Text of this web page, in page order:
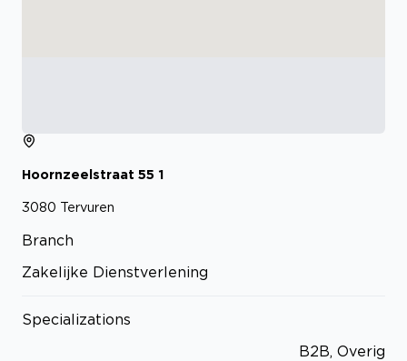
Hoornzeelstraat 55 1
3080 Tervuren
Branch
Zakelijke Dienstverlening
Specializations
B2B, Overig